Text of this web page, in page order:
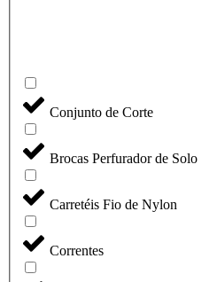
Conjunto de Corte
Brocas Perfurador de Solo
Carretéis Fio de Nylon
Correntes